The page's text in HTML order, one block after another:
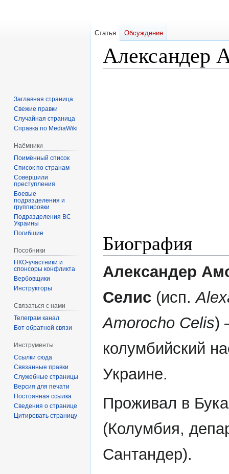
Александер
Биография
Александер
Селис (исп.
Amorocho Celis)
колумбийский
Украине.
Проживал в
(Колумбия,
Сантандер).
Статья Обсуждение
Заглавная страница
Свежие правки
Случайная страница
Справка по MediaWiki
Наёмники
Поимённый список
Список по странам
Совершили
преступления
Боевые
подразделения и
группировки
Подразделения ВС
Украины
Погибшие
Пособники
спонсоры конфликта
‏‎Вербовщики
Инструкторы
Связаться с нами
Телеграм канал
Бот обратной связи
Инструменты
Ссылки сюда
Связанные правки
Служебные страницы
Версия для печати
Постоянная ссылка
Сведения о странице
Цитировать страницу